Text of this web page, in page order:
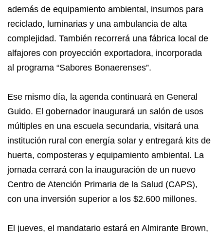
además de equipamiento ambiental, insumos para
reciclado, luminarias y una ambulancia de alta
complejidad. También recorrerá una fábrica local de
alfajores con proyección exportadora, incorporada
al programa “Sabores Bonaerenses”.
Ese mismo día, la agenda continuará en General
Guido. El gobernador inaugurará un salón de usos
múltiples en una escuela secundaria, visitará una
institución rural con energía solar y entregará kits de
huerta, composteras y equipamiento ambiental. La
jornada cerrará con la inauguración de un nuevo
Centro de Atención Primaria de la Salud (CAPS),
con una inversión superior a los $2.600 millones.
El jueves, el mandatario estará en Almirante Brown,